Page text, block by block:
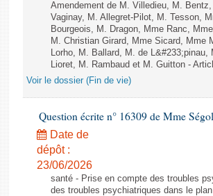
Amendement de M. Villedieu, M.
Vaginay, M. Allegret-Pilot, M. Tesson,
Bourgeois, M. Dragon, Mme Ranc,
M. Christian Girard, Mme Sicard, Mme
Lorho, M. Ballard, M. de
Lioret, M. Rambaud et M. Guitton -
Voir le dossier (Fin de vie)
Question écrite n° 16309 de Mme
Date de
dépôt :
23/06/2026
santé - Prise en compte des troubles
des troubles psychiatriques dans le